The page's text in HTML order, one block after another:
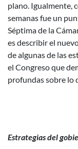
plano. Igualmente,
semanas fue un
Séptima de la
es describir el
de algunas de las
el Congreso que
profundas sobre lo
Estrategias del